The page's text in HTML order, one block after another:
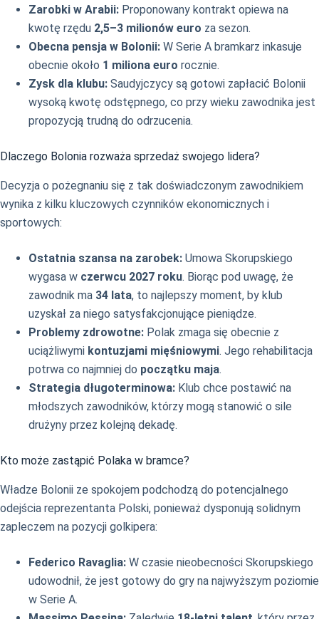
Zarobki w Arabii: Proponowany kontrakt opiewa na
kwotę rzędu 2,5–3 milionów euro za sezon.
Obecna pensja w Bolonii: W Serie A bramkarz inkasuje
obecnie około 1 miliona euro rocznie.
Zysk dla klubu: Saudyjczycy są gotowi zapłacić Bolonii
wysoką kwotę odstępnego, co przy wieku zawodnika jest
propozycją trudną do odrzucenia.
Dlaczego Bolonia rozważa sprzedaż swojego lidera?
Decyzja o pożegnaniu się z tak doświadczonym zawodnikiem
wynika z kilku kluczowych czynników ekonomicznych i
sportowych:
Ostatnia szansa na zarobek: Umowa Skorupskiego
wygasa w czerwcu 2027 roku. Biorąc pod uwagę, że
zawodnik ma 34 lata, to najlepszy moment, by klub
uzyskał za niego satysfakcjonujące pieniądze.
Problemy zdrowotne: Polak zmaga się obecnie z
uciążliwymi kontuzjami mięśniowymi. Jego rehabilitacja
potrwa co najmniej do początku maja.
Strategia długoterminowa: Klub chce postawić na
młodszych zawodników, którzy mogą stanowić o sile
drużyny przez kolejną dekadę.
Kto może zastąpić Polaka w bramce?
Władze Bolonii ze spokojem podchodzą do potencjalnego
odejścia reprezentanta Polski, ponieważ dysponują solidnym
zapleczem na pozycji golkipera:
Federico Ravaglia: W czasie nieobecności Skorupskiego
udowodnił, że jest gotowy do gry na najwyższym poziomie
w Serie A.